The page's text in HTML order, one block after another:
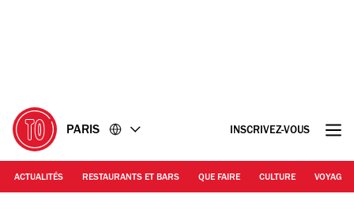
PARIS INSCRIVEZ-VOUS
ACTUALITÉS RESTAURANTS ET BARS QUE FAIRE CULTURE VOYAGE